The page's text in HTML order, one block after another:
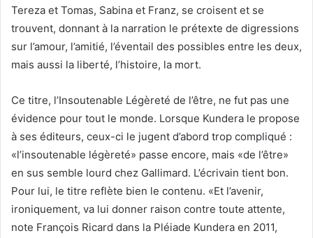
Tereza et Tomas, Sabina et Franz, se croisent et se
trouvent, donnant à la narration le prétexte de digressions
sur l’amour, l’amitié, l’éventail des possibles entre les deux,
mais aussi la liberté, l’histoire, la mort.
Ce titre, l’Insoutenable Légèreté de l’être, ne fut pas une
évidence pour tout le monde. Lorsque Kundera le propose
à ses éditeurs, ceux-ci le jugent d’abord trop compliqué :
«l’insoutenable légèreté» passe encore, mais «de l’être»
en sus semble lourd chez Gallimard. L’écrivain tient bon.
Pour lui, le titre reflète bien le contenu. «Et l’avenir,
ironiquement, va lui donner raison contre toute attente,
note François Ricard dans la Pléiade Kundera en 2011,